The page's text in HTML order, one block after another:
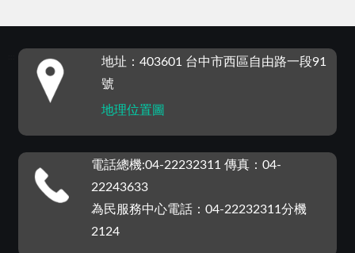
地址：403601 台中市西區自由路一段91
號
地理位置圖
電話總機:04-22232311 傳真：04-
22243633
為民服務中心電話：04-22232311分機
2124